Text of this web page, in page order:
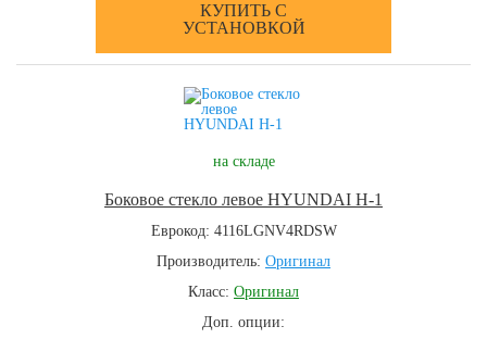
КУПИТЬ С
УСТАНОВКОЙ
на складе
Боковое стекло левое HYUNDAI H-1
Еврокод: 4116LGNV4RDSW
Производитель: Оригинал
Класс: Оригинал
Доп. опции: